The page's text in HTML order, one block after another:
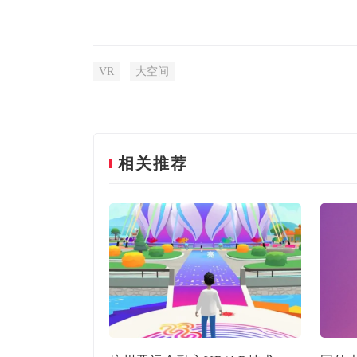
VR 大空间
相关推荐